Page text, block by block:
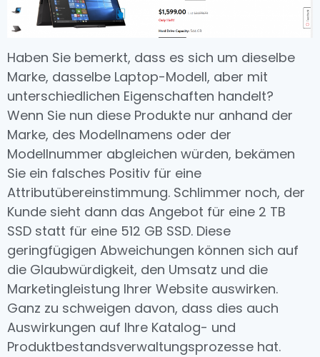
Haben Sie bemerkt, dass es sich um dieselbe
Marke, dasselbe Laptop-Modell, aber mit
unterschiedlichen Eigenschaften handelt?
Wenn Sie nun diese Produkte nur anhand der
Marke, des Modellnamens oder der
Modellnummer abgleichen würden, bekämen
Sie ein falsches Positiv für eine
Attributübereinstimmung. Schlimmer noch, der
Kunde sieht dann das Angebot für eine 2 TB
SSD statt für eine 512 GB SSD. Diese
geringfügigen Abweichungen können sich auf
die Glaubwürdigkeit, den Umsatz und die
Marketingleistung Ihrer Website auswirken.
Ganz zu schweigen davon, dass dies auch
Auswirkungen auf Ihre Katalog- und
Produktbestandsverwaltungsprozesse hat.